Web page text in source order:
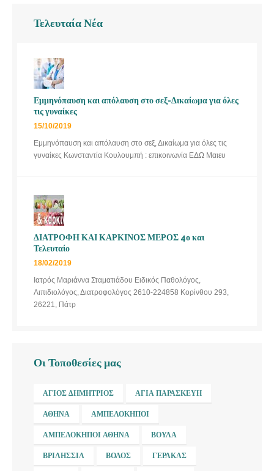
Τελευταία Νέα
Εμμηνόπαυση και απόλαυση στο σεξ-Δικαίωμα για όλες
τις γυναίκες
15/10/2019
Εμμηνόπαυση και απόλαυση στο σεξ, Δικαίωμα για όλες τις
γυναίκες Κωνσταντία Κουλουμπή : επικοινωνία ΕΔΩ Μαιευ
ΔΙΑΤΡΟΦΗ ΚΑΙ ΚΑΡΚΙΝΟΣ ΜΕΡΟΣ 4ο και
Τελευταίο
18/02/2019
Ιατρός Μαριάννα Σταματιάδου Ειδικός Παθολόγος,
Λιπιδιολόγος, Διατροφολόγος 2610-224858 Κορίνθου 293,
26221, Πάτρ
Οι Τοποθεσίες μας
ΆΓΙΟΣ ΔΗΜΉΤΡΙΟΣ ΑΓΊΑ ΠΑΡΑΣΚΕΥΉ
ΑΘΉΝΑ ΑΜΠΕΛΌΚΗΠΟΙ
ΑΜΠΕΛΌΚΗΠΟΙ ΑΘΉΝΑ ΒΟΎΛΑ
ΒΡΙΛΉΣΣΙΑ ΒΌΛΟΣ ΓΈΡΑΚΑΣ